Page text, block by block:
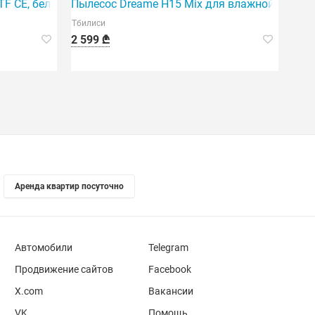
условиях.
робот-пылесос.
CE, белый Пылесос Dreame H15 Mix для влажной и
Тбилиси
2 599 ₾
Аренда квартир посуточно
Автомобили
Продвижение сайтов
X.com
Telegram
Facebook
Вакансии